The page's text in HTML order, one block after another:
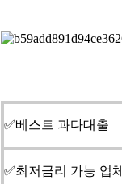
✅베스트 과다대출
✅최저금리 가능 업체